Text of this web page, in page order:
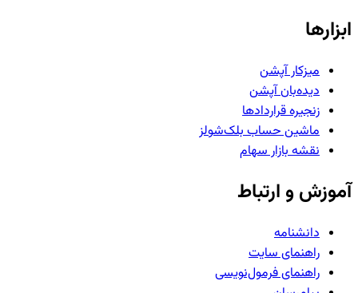
ابزارها
میزکار آپشن
دیده‌بان آپشن
زنجیره قراردادها
ماشین حساب بلک‌شولز
نقشه بازار سهام
آموزش و ارتباط
دانشنامه
راهنمای سایت
راهنمای فرمول‌نویسی